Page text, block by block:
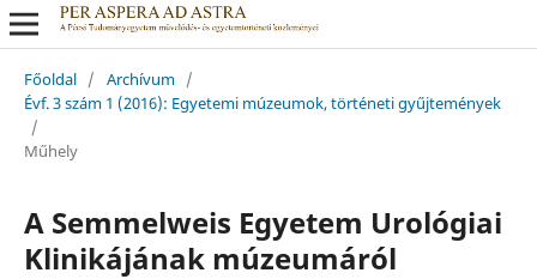
Főoldal / Archívum /
Évf. 3 szám 1 (2016): Egyetemi múzeumok, történeti gyűjtemények
/
Műhely
A Semmelweis Egyetem Urológiai
Klinikájának múzeumáról